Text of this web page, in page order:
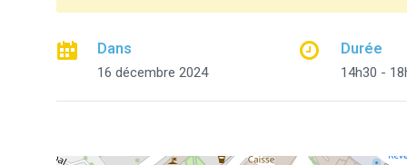
Dans
16 décembre 2024
Durée
14h30 -